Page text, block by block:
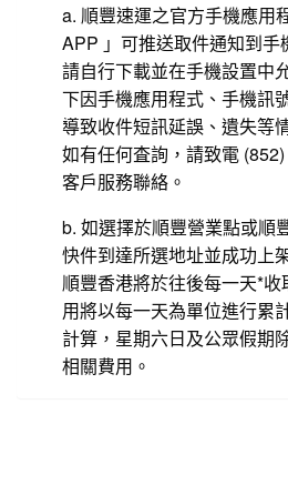
a. 順豐速運之官方手機應用
APP 」可推送取件通知到手
請自行下載並在手機設置中
下因手機應用程式、手機訊
導致收件短訊延誤、遺失等
如有任何査詢，請致電
客戶服務聯絡。
b. 如選擇於順豐營業點或順
快件到達所選地址並成功上
順豐香港將於往後每一天*
用將以每一天為單位進行累
計算，星期六日及公眾假期
相關費用。